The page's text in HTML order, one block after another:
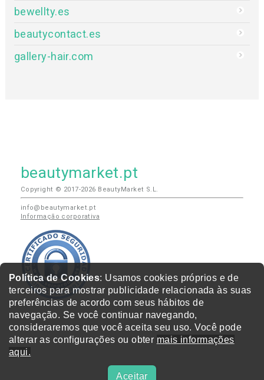
Política de Cookies: Usamos cookies próprios e de
terceiros para mostrar publicidade relacionada às suas
preferências de acordo com seus hábitos de
navegação. Se você continuar navegando,
consideraremos que você aceita seu uso. Você pode
alterar as configurações ou obter mais informações
aqui.
Aceitar
bewellty.es
beautycontact.es
gallery-hair.com
beautymarket.pt
Copyright © 2017-2026 BeautyMarket S.L.
info@beautymarket.pt
Informação corporativa